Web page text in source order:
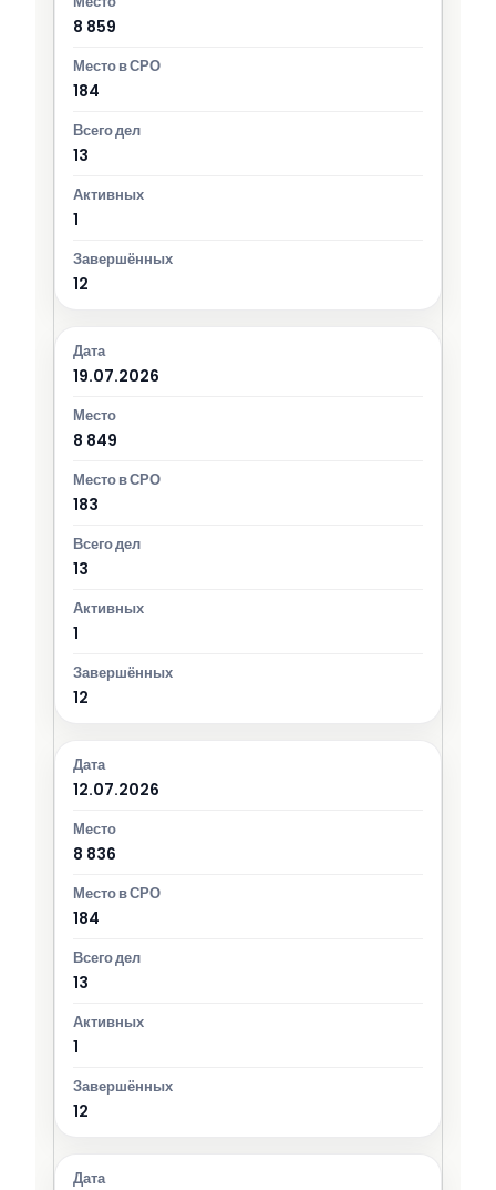
8 859
184
13
1
12
19.07.2026
8 849
183
13
1
12
12.07.2026
8 836
184
13
1
12